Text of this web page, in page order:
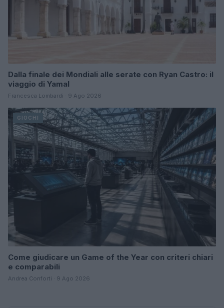
Dalla finale dei Mondiali alle serate con Ryan Castro: il
viaggio di Yamal
Francesca Lombardi · 9 Ago 2026
GIOCHI
Come giudicare un Game of the Year con criteri chiari
e comparabili
Andrea Conforti · 9 Ago 2026